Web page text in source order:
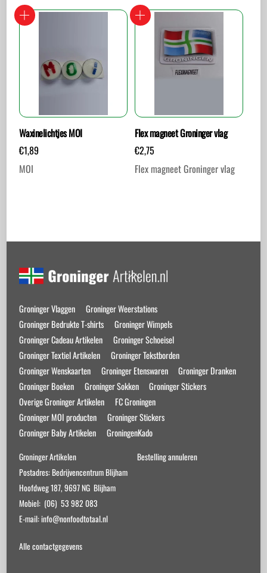
product
heeft
meerdere
variaties.
gekozen
worden
op
de
productpagina
Waxinelichtjes MOI
€1,89
MOI
Flex magneet Groninger vlag
€2,75
Flex magneet Groninger vlag
Back
Top
Groninger Vlaggen
Groninger Weerstations
Groninger Bedrukte T-shirts
Groninger Wimpels
Groninger Cadeau Artikelen
Groninger Schoeisel
Groninger Textiel Artikelen
Groninger Tekstborden
Groninger Wenskaarten
Groninger Etenswaren
Groninger Dranken
Groninger Boeken
Groninger Sokken
Groninger Stickers
Overige Groninger Artikelen
FC Groningen
Groninger MOI producten
Groninger Stickers
Groninger Baby Artikelen
GroningenKado
Groninger Artikelen
Postadres: Bedrijvencentrum Blijham
Hoofdweg 187, 9697 NG Blijham
Mobiel: (06) 53 982 083
E-mail: info@nonfoodtotaal.nl
Alle contactgegevens
Bestelling annuleren